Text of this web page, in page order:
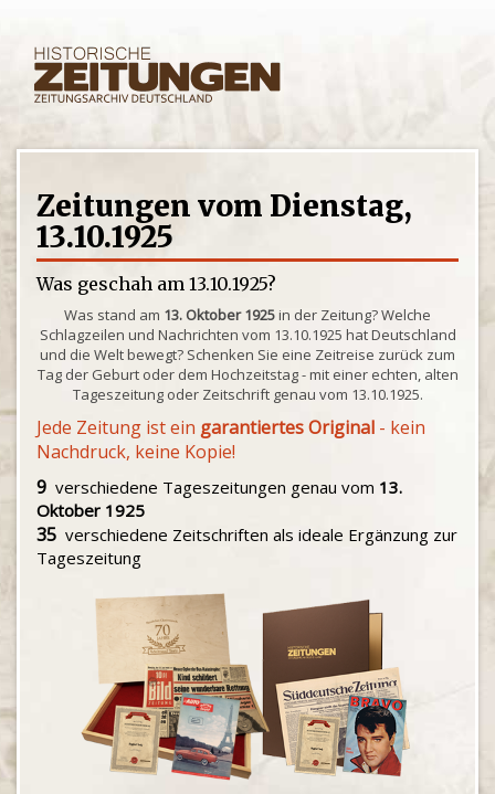
Zeitungen vom Dienstag,
13.10.1925
Was geschah am 13.10.1925?
Was stand am 13. Oktober 1925in der Zeitung? Welche
Schlagzeilen und Nachrichten vom 13.10.1925 hat Deutschland
und die Welt bewegt? Schenken Sie eine Zeitreise zurück zum
Tag der Geburt oder dem Hochzeitstag - mit einer echten, alten
Tageszeitung oder Zeitschrift genau vom 13.10.1925.
Jede Zeitung ist ein garantiertes Original - kein
Nachdruck, keine Kopie!
9 verschiedene Tageszeitungen genau vom 13.
Oktober 1925
35 verschiedene Zeitschriften als ideale Ergänzung zur
Tageszeitung